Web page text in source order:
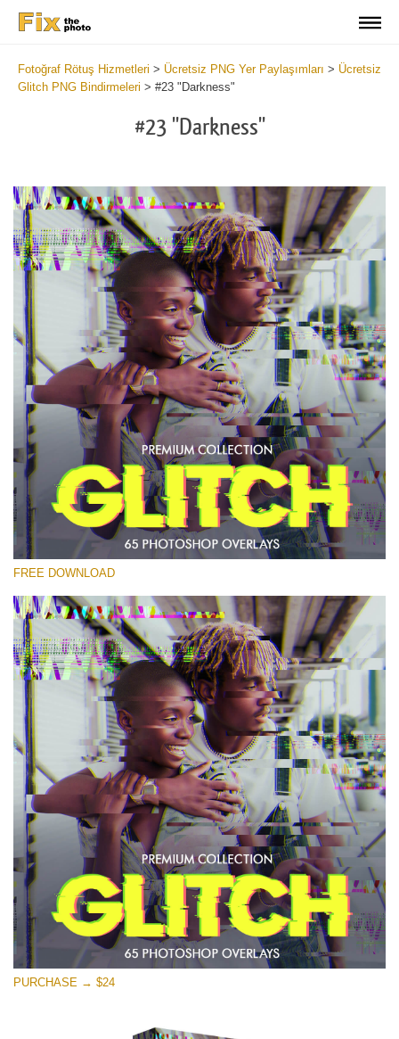
Fotoğraf Rötuş Hizmetleri > Ücretsiz PNG Yer Paylaşımları > Ücretsiz
Glitch PNG Bindirmeleri > #23 "Darkness"
#23 "Darkness"
Lütfen seçin
Free PNG Overlay #23
Small 800*533px
Glitch Effect
(65 Overlays)
Luxury Wedding
(373 Overlays)
Large 6000*4000px
Entire Collection
(1783 Overlays)
Large 6000*4000px
Ücretsiz indirin
FREE DOWNLOAD
PURCHASE → $24